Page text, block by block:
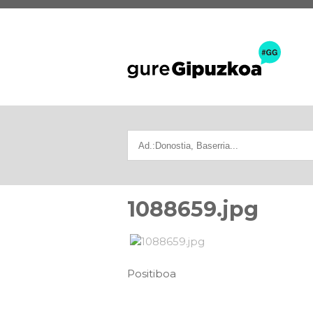
1088659.jpg
Positiboa